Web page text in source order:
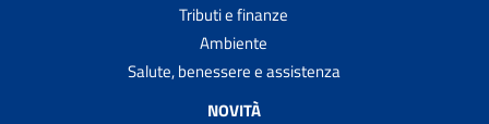
Tributi e finanze
Ambiente
Salute, benessere e assistenza
NOVITÀ